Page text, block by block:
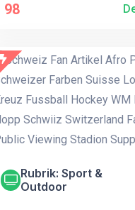
98
Rubrik: Sport &
Outdoor